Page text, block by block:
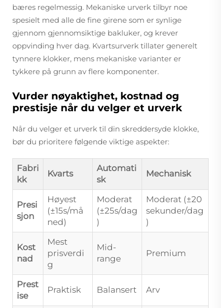
bæres regelmessig. Mekaniske urverk tilbyr noe
spesielt med alle de fine girene som er synlige
gjennom gjennomsiktige bakluker, og krever
oppvinding hver dag. Kvartsurverk tillater generelt
tynnere klokker, mens mekaniske varianter er
tykkere på grunn av flere komponenter.
Vurder nøyaktighet, kostnad og
prestisje når du velger et urverk
Når du velger et urverk til din skreddersyde klokke,
bør du prioritere følgende viktige aspekter:
Fabri
kk
Kvarts
Automati
sk
Mechanisk
Presi
sjon
Høyest
(±15s/må
ned)
Moderat
(±25s/dag
)
Moderat (±20
sekunder/dag
)
Kost
nad
Mest
prisverdi
g
Mid-
range
Premium
Prest
ise
Praktisk Balansert Arv